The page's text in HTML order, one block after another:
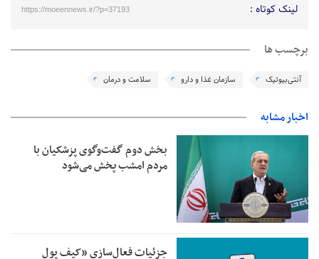
لینک کوتاه : https://moeennews.ir/?p=37193
برچسب ها
آنتی‌بیوتیک سازمان غذا و دارو سلامت و درمان
اخبار مشابه
بخش دوم گفت‌وگوی پزشکیان با
مردم امشب پخش می‌شود
جزئیات فعال‌سازی «کیف پول